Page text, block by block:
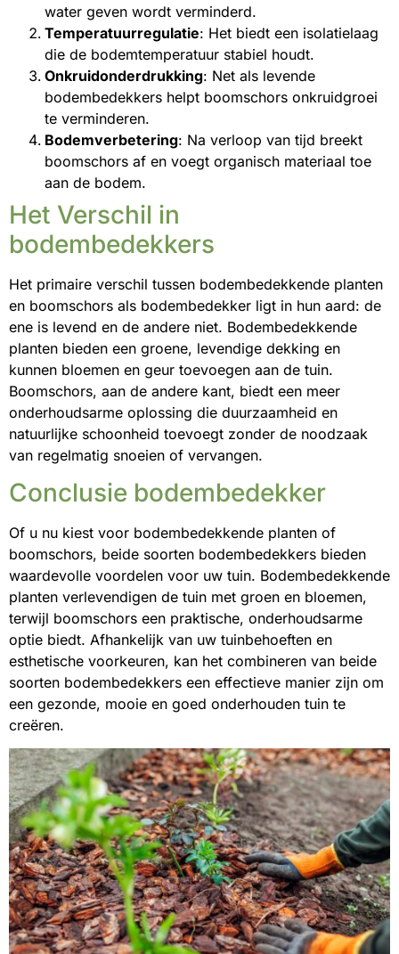
water geven wordt verminderd.
Temperatuurregulatie: Het biedt een isolatielaag
die de bodemtemperatuur stabiel houdt.
Onkruidonderdrukking: Net als levende
bodembedekkers helpt boomschors onkruidgroei
te verminderen.
Bodemverbetering: Na verloop van tijd breekt
boomschors af en voegt organisch materiaal toe
aan de bodem.
Het Verschil in
bodembedekkers
Het primaire verschil tussen bodembedekkende planten
en boomschors als bodembedekker ligt in hun aard: de
ene is levend en de andere niet. Bodembedekkende
planten bieden een groene, levendige dekking en
kunnen bloemen en geur toevoegen aan de tuin.
Boomschors, aan de andere kant, biedt een meer
onderhoudsarme oplossing die duurzaamheid en
natuurlijke schoonheid toevoegt zonder de noodzaak
van regelmatig snoeien of vervangen.
Conclusie bodembedekker
Of u nu kiest voor bodembedekkende planten of
boomschors, beide soorten bodembedekkers bieden
waardevolle voordelen voor uw tuin. Bodembedekkende
planten verlevendigen de tuin met groen en bloemen,
terwijl boomschors een praktische, onderhoudsarme
optie biedt. Afhankelijk van uw tuinbehoeften en
esthetische voorkeuren, kan het combineren van beide
soorten bodembedekkers een effectieve manier zijn om
een gezonde, mooie en goed onderhouden tuin te
creëren.